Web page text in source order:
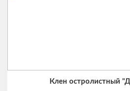
Клен остролистный